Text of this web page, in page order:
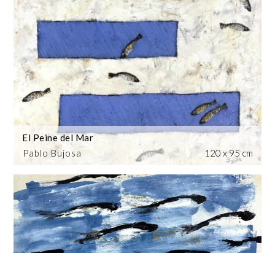
Pablo Bujosa
El Peine del Mar
120 x 95 cm